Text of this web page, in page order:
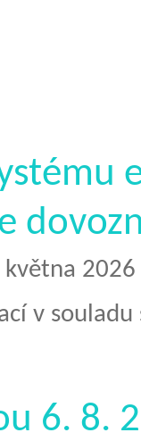
května
v souladu
6. 8.